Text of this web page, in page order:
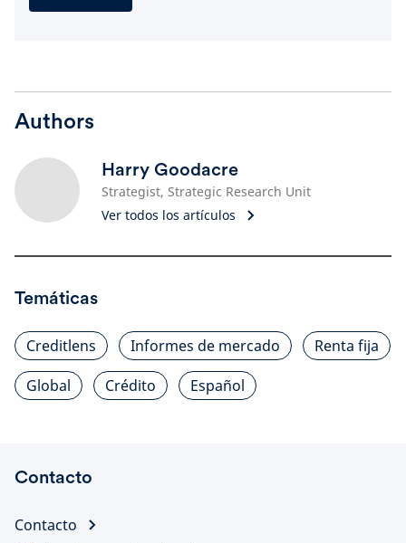
Authors
Harry Goodacre
Strategist, Strategic Research Unit
Ver todos los artículos
Temáticas
Creditlens Informes de mercado
Renta fija
Global
Crédito Español
Contacto
Contacto